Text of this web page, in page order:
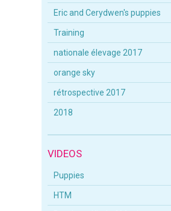
Eric and Cerydwen's puppies
Training
nationale élevage 2017
orange sky
rétrospective 2017
2018
VIDEOS
Puppies
HTM